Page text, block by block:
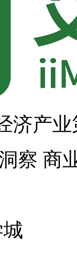
济产
察 商